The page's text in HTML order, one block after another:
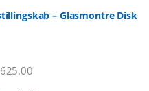
– Glasmontre Disk